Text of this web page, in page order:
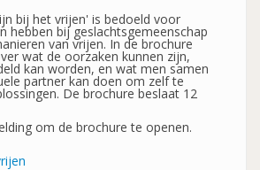
bij het vrijen' is bedoeld voor
hebben bij geslachtsgemeenschap
van vrijen. In de brochure
wat de oorzaken kunnen zijn,
kan worden, en wat men samen
partner kan doen om zelf te
De brochure beslaat 12
om de brochure te openen.